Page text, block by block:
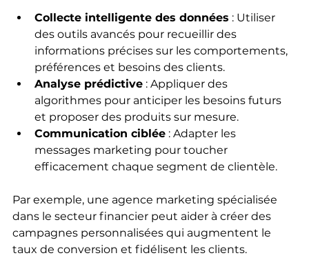
Collecte intelligente des données : Utiliser
des outils avancés pour recueillir des
informations précises sur les comportements,
préférences et besoins des clients.
Analyse prédictive : Appliquer des
algorithmes pour anticiper les besoins futurs
et proposer des produits sur mesure.
Communication ciblée : Adapter les
messages marketing pour toucher
efficacement chaque segment de clientèle.
Par exemple, une agence marketing spécialisée
dans le secteur financier peut aider à créer des
campagnes personnalisées qui augmentent le
taux de conversion et fidélisent les clients.